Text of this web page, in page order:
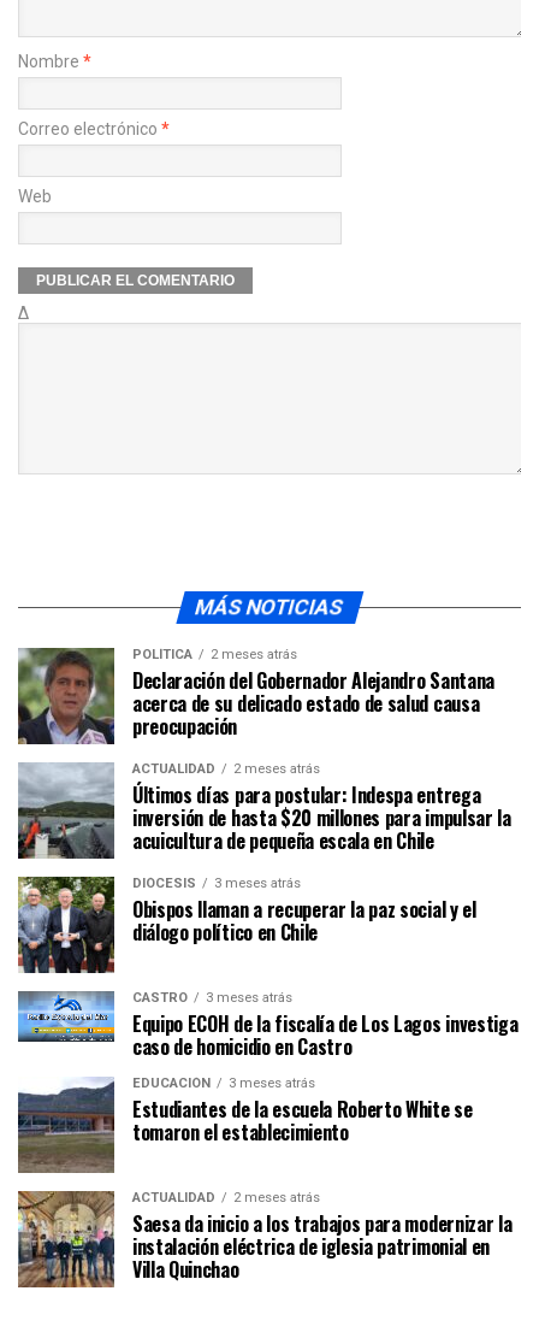
Nombre *
Correo electrónico *
Web
Δ
MÁS NOTICIAS
POLÍTICA 2 meses atrás
Declaración del Gobernador Alejandro Santana
acerca de su delicado estado de salud causa
preocupación
ACTUALIDAD 2 meses atrás
Últimos días para postular: Indespa entrega
inversión de hasta $20 millones para impulsar la
acuicultura de pequeña escala en Chile
DIÓCESIS 3 meses atrás
Obispos llaman a recuperar la paz social y el
diálogo político en Chile
CASTRO 3 meses atrás
Equipo ECOH de la fiscalía de Los Lagos investiga
caso de homicidio en Castro
EDUCACIÓN 3 meses atrás
Estudiantes de la escuela Roberto White se
tomaron el establecimiento
ACTUALIDAD 2 meses atrás
Saesa da inicio a los trabajos para modernizar la
instalación eléctrica de iglesia patrimonial en
Villa Quinchao